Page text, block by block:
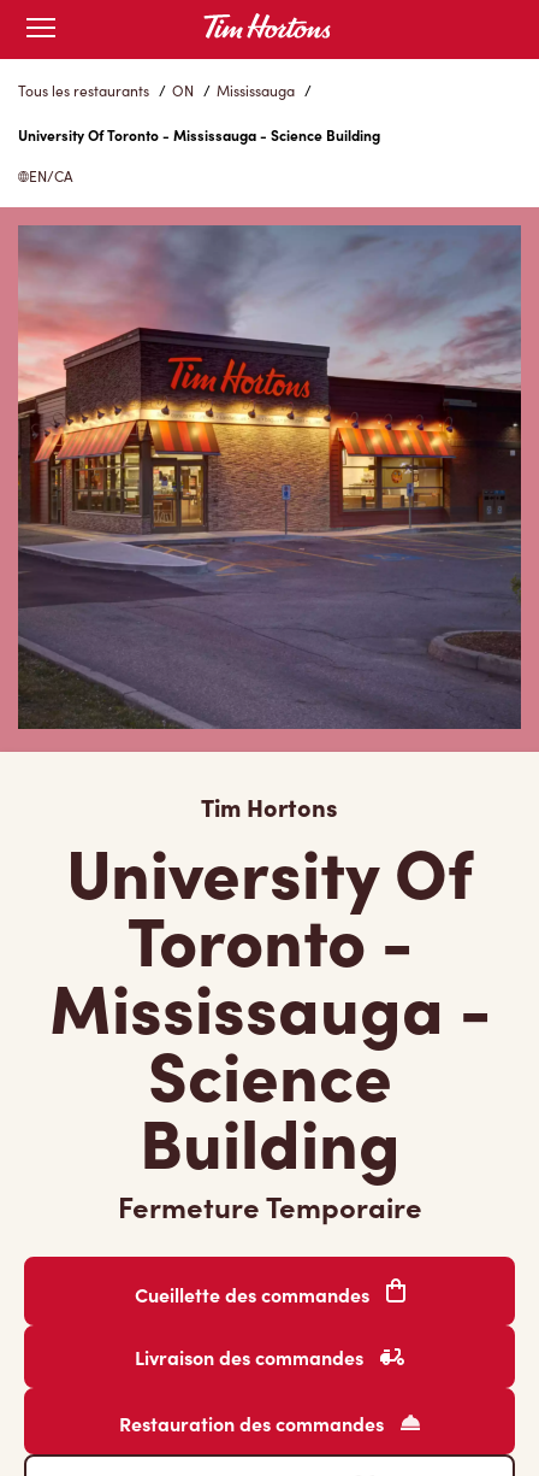
Skip
Content
Open
mobile
menu
Tous les restaurants / ON / Mississauga /
University Of Toronto - Mississauga - Science Building
EN/CA
Tim Hortons
University Of
Toronto -
Mississauga -
Science
Building
Fermeture Temporaire
Cueillette des commandes
Livraison des commandes
Restauration des commandes